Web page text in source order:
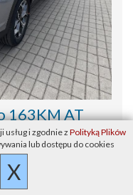
163KM AT
2Tone, '2026
= 1zł
usług i zgodnie zPolityką Plików
lub dostępu do cookies
X